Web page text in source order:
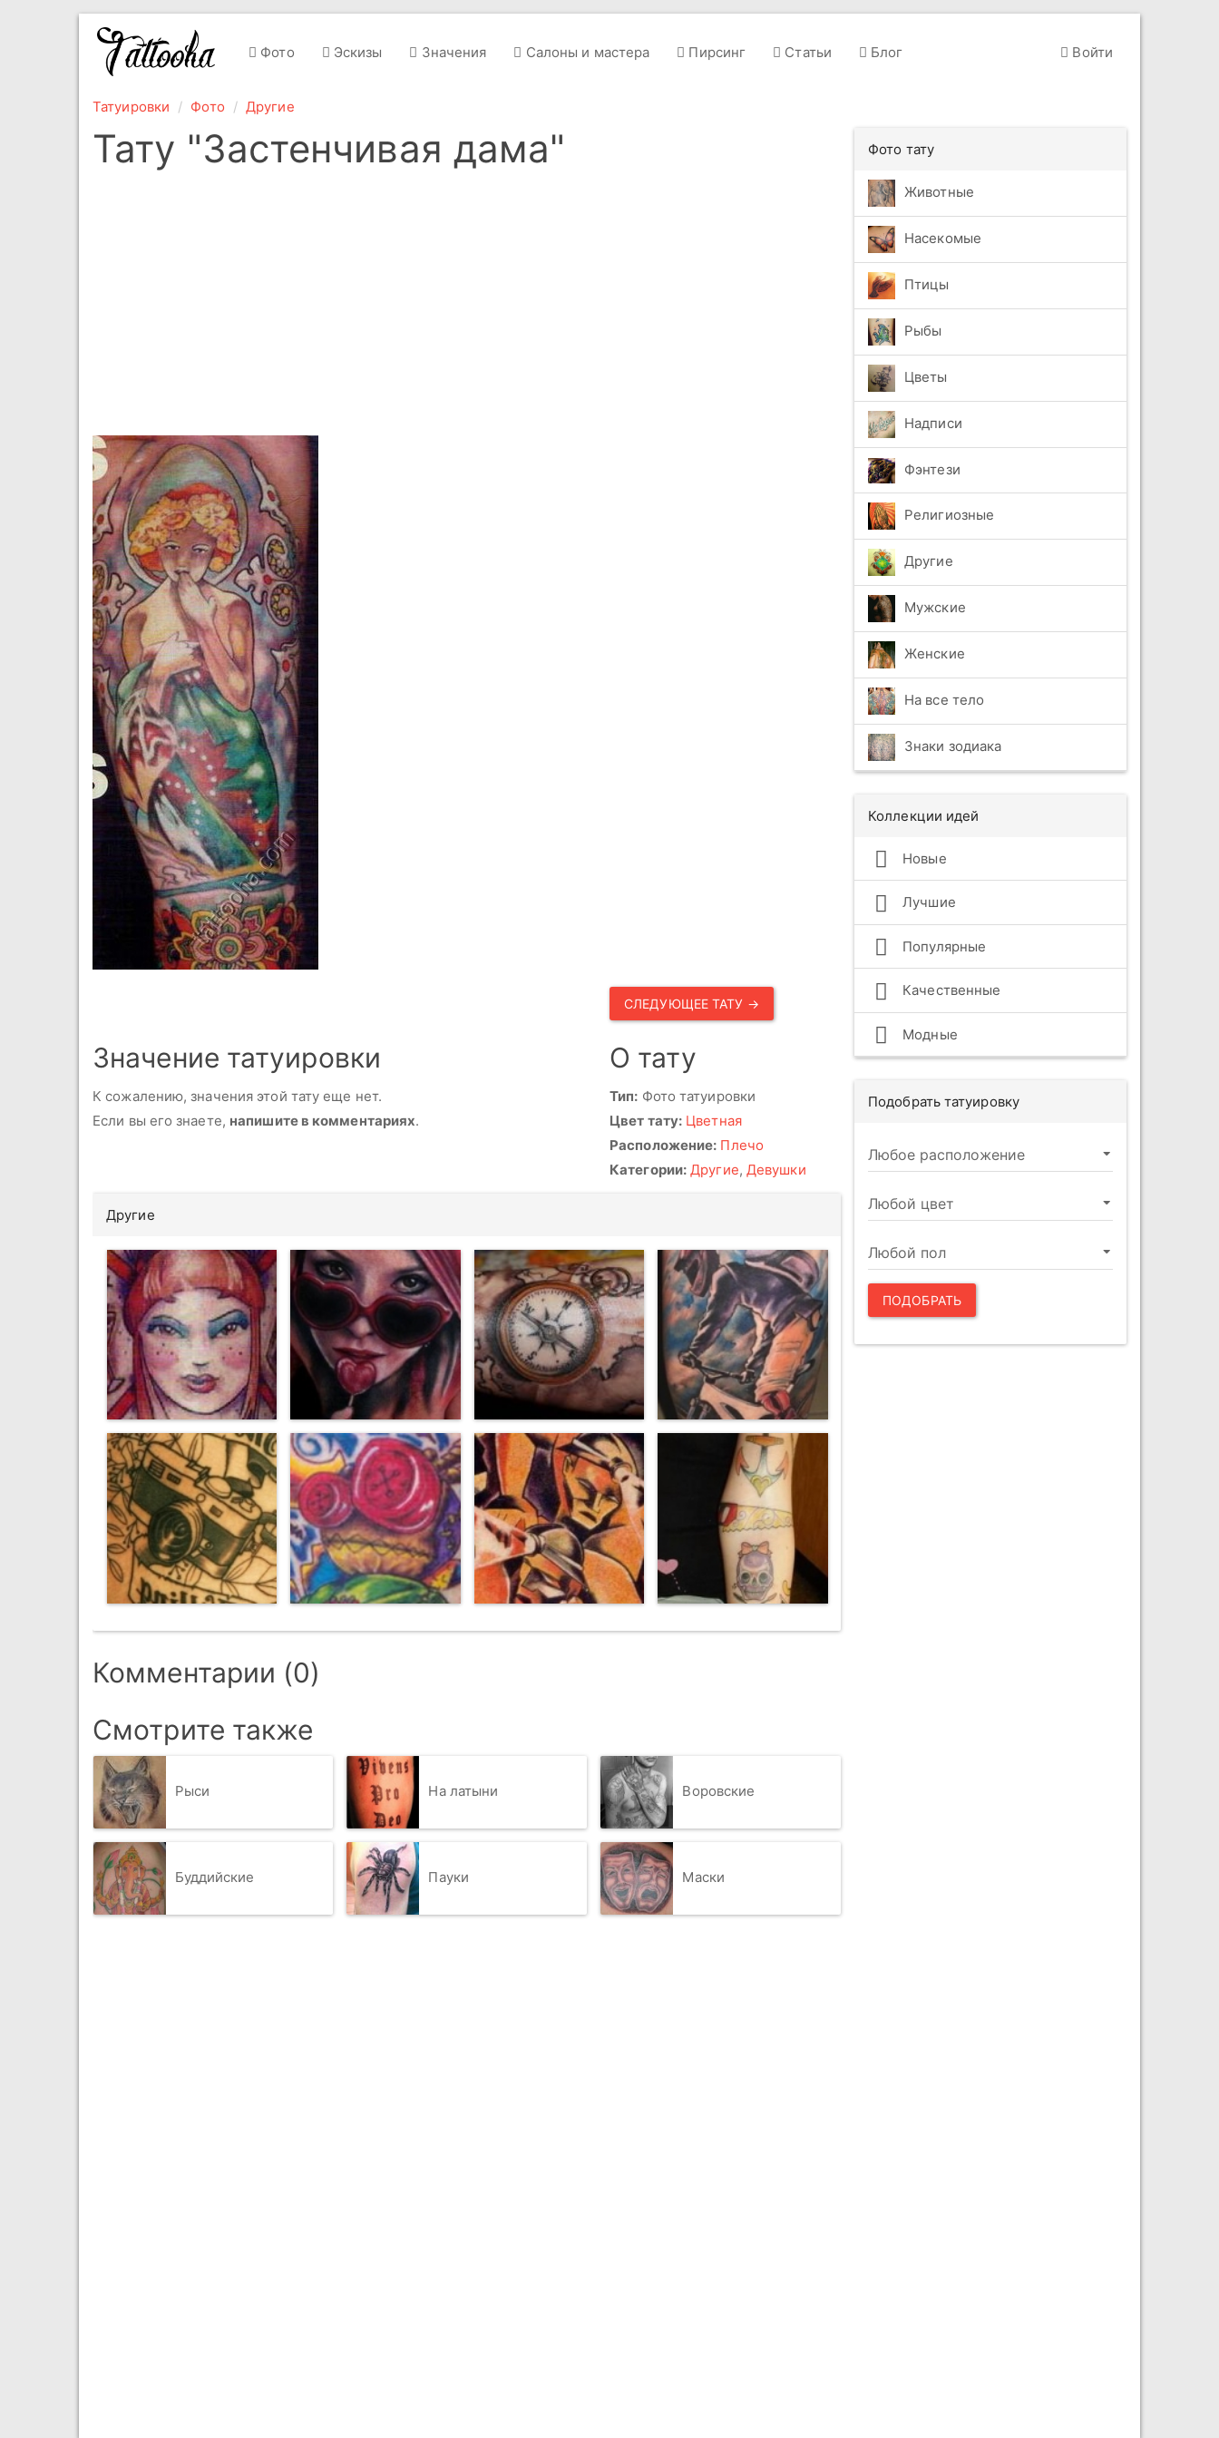
Фото Эскизы Значения Салоны и мастера Пирсинг Статьи Блог Войти
Татуировки Фото Другие
Тату "Застенчивая дама"
СЛЕДУЮЩЕЕ ТАТУ →
Значение татуировки
К сожалению, значения этой тату еще нет.
Если вы его знаете, напишите в комментариях.
О тату
Тип: Фото татуировки
Цвет тату: Цветная
Расположение: Плечо
Категории: Другие, Девушки
Другие
Комментарии (0)
Смотрите также
Рыси На латыни Воровские
Буддийские Пауки Маски
Фото тату
Животные
Насекомые
Птицы
Рыбы
Цветы
Надписи
Фэнтези
Религиозные
Другие
Мужские
Женские
На все тело
Знаки зодиака
Коллекции идей
Новые
Лучшие
Популярные
Качественные
Модные
Подобрать татуировку
ПОДОБРАТЬ